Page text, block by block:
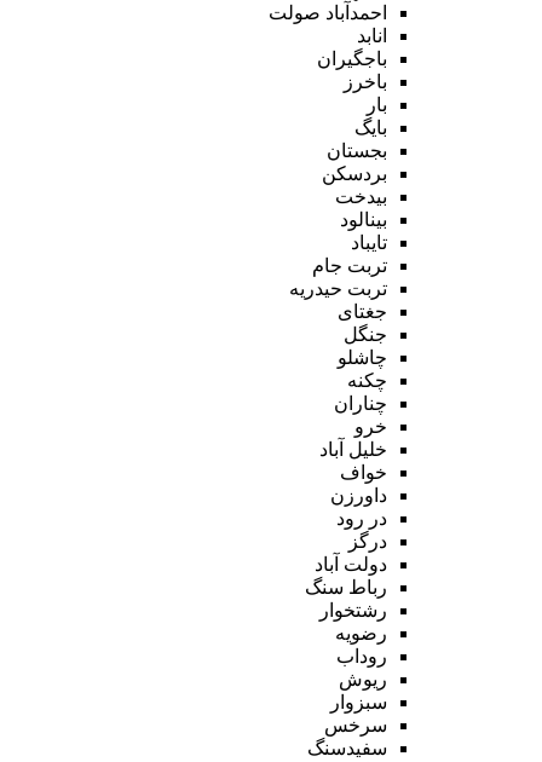
احمدآباد صولت
انابد
باجگیران
باخرز
بار
بایگ
بجستان
بردسکن
بیدخت
بینالود
تایباد
تربت جام
تربت حیدریه
جغتای
جنگل
چاشلو
چکنه
چناران
خرو
خلیل آباد
خواف
داورزن
در رود
درگز
دولت آباد
رباط سنگ
رشتخوار
رضویه
روداب
ریوش
سبزوار
سرخس
سفیدسنگ